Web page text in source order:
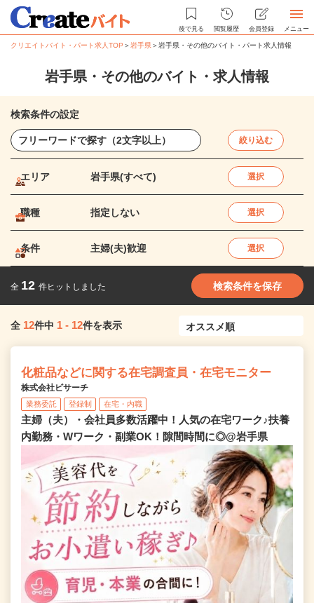
後で見る 閲覧履歴 会員登録 メニュー
クリエイトバイト・パート求人TOP ＞岩手県＞岩手県・その他のバイト・パート求人情報
岩手県・その他のバイト・求人情報
検索条件の設定
絞り込む
エリア 岩手県(すべて) 選択
職種 指定しない 選択
条件 主婦(夫)歓迎 選択
全 12 件ヒットしました 検索条件を保存
全 12件中 1 - 12件を表示
化粧品などに関する在宅調査員・在宅モニター
株式会社ビサーチ
業務委託 登録制 在宅・内職
主婦（夫）・会社員多数活躍中！人気の在宅ワーク♪扶養
内勤務・Wワーク・副業OK！隙間時間に◎@岩手県